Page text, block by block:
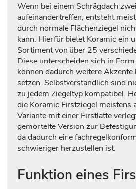
Wenn bei einem Schrägdach
aufeinandertreffen, entsteht
durch normale Flächenziegel
kann. Hierfür bietet Koramic ein
Sortiment von über 25
Diese unterscheiden sich in
können dadurch weitere Akzente
setzen. Selbstverständlich sind
zu jedem Ziegeltyp kompatibel.
die Koramic Firstziegel meistens
Variante mit einer Firstlatte
gemörtelte Version zur
da dadurch eine
schwieriger herzustellen ist.
Funktion eines